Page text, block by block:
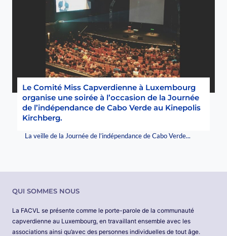
Le Comité Miss Capverdienne à Luxembourg
organise une soirée à l’occasion de la Journée
de l’indépendance de Cabo Verde au Kinepolis
Kirchberg.
La veille de la Journée de l’indépendance de Cabo Verde...
QUI SOMMES NOUS
La FACVL se présente comme le porte-parole de la communauté
capverdienne au Luxembourg, en travaillant ensemble avec les
associations ainsi qu’avec des personnes individuelles de tout âge.